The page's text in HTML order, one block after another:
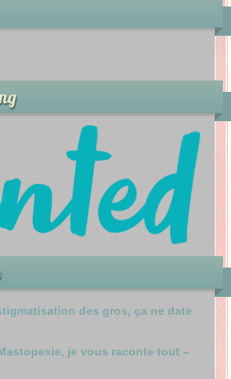
des gros, ça ne date
je vous raconte tout –